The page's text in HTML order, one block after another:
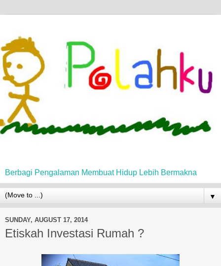
Berbagi Pengalaman Membuat Hidup Lebih Bermakna
▼
SUNDAY, AUGUST 17, 2014
Etiskah Investasi Rumah ?